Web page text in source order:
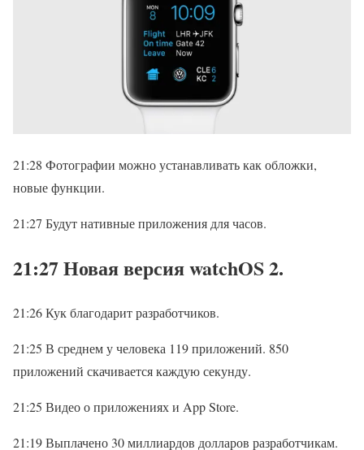
21:28 Фотографии можно устанавливать как обложки,
новые функции.
21:27 Будут нативные приложения для часов.
21:27 Новая версия watchOS 2.
21:26 Кук благодарит разработчиков.
21:25 В среднем у человека 119 приложений. 850
приложений скачивается каждую секунду.
21:25 Видео о приложениях и App Store.
21:19 Выплачено 30 миллиардов долларов разработчикам.